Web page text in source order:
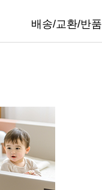
배송/교환/반품